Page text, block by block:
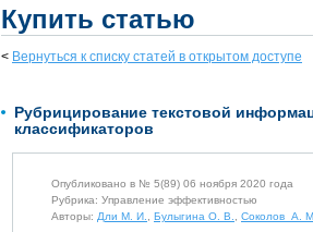
Купить статью
< Вернуться к списку статей в открытом доступе
Рубрицирование текстовой
классификаторов
Опубликовано в № 5(89) 06 ноября 2020 года
Рубрика: Управление эффективностью
Авторы: Дли М. И., Булыгина О. В., Соколов А.